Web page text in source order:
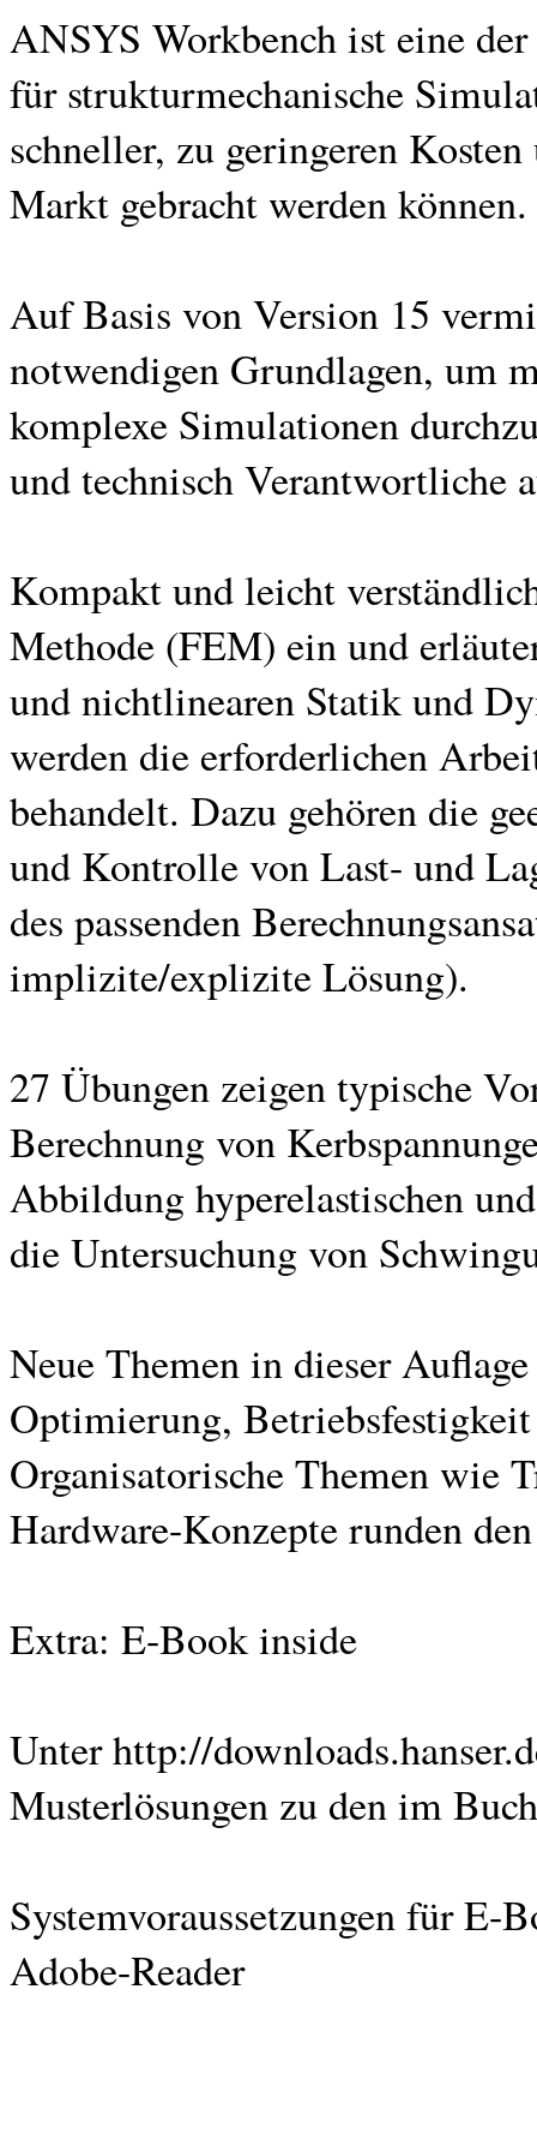
ANSYS Workbench ist eine
für strukturmechanische
schneller, zu geringeren
Markt gebracht werden können.
Auf Basis von Version 15
notwendigen Grundlagen, um
komplexe Simulationen
und technisch Verantwortliche
Kompakt und leicht
Methode (FEM) ein und
und nichtlinearen Statik und
werden die erforderlichen
behandelt. Dazu gehören die
und Kontrolle von Last- und
des passenden
implizite/explizite Lösung).
27 Übungen zeigen typische
Berechnung von
Abbildung hyperelastischen
die Untersuchung von
Neue Themen in dieser
Optimierung,
Organisatorische Themen wie
Hardware-Konzepte runden
Extra: E-Book inside
Unter http://
Musterlösungen zu den im
Systemvoraussetzungen für
Adobe-Reader